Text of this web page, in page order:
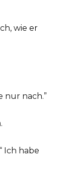
wie er
nur nach.”
Ich habe